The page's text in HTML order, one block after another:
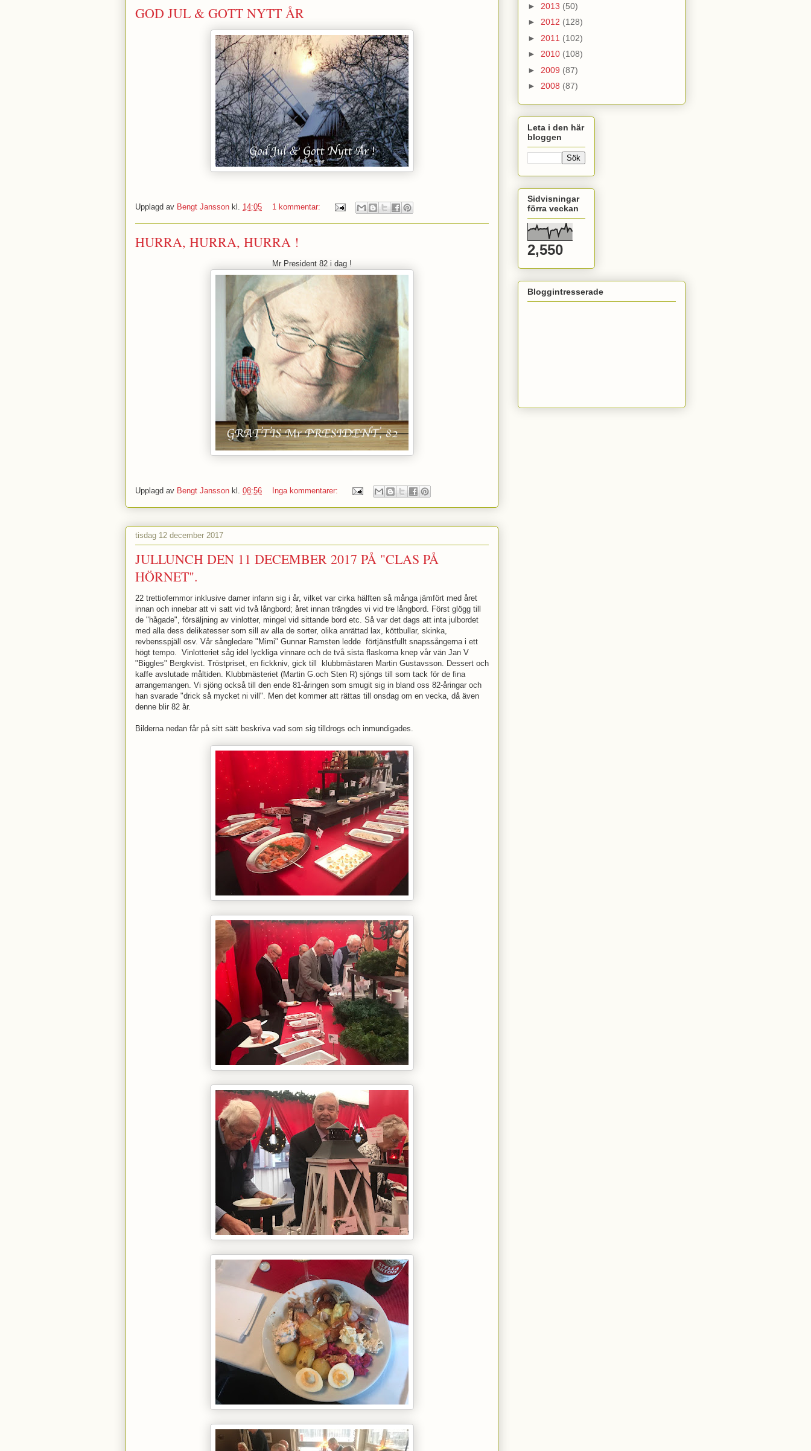
GOD JUL & GOTT NYTT ÅR
Upplagd av Bengt Jansson kl. 14:05 1 kommentar:
HURRA, HURRA, HURRA !
Mr President 82 i dag !
Upplagd av Bengt Jansson kl. 08:56 Inga kommentarer:
tisdag 12 december 2017
JULLUNCH DEN 11 DECEMBER 2017 PÅ "CLAS PÅ
HÖRNET".
22 trettiofemmor inklusive damer infann sig i år, vilket var cirka hälften så många jämfört med året
innan och innebar att vi satt vid två långbord; året innan trängdes vi vid tre långbord. Först glögg till
de "hågade", försäljning av vinlotter, mingel vid sittande bord etc. Så var det dags att inta julbordet
med alla dess delikatesser som sill av alla de sorter, olika anrättad lax, köttbullar, skinka,
revbensspjäll osv. Vår sångledare "Mimi" Gunnar Ramsten ledde förtjänstfullt snapssångerna i ett
högt tempo. Vinlotteriet såg idel lyckliga vinnare och de två sista flaskorna knep vår vän Jan V
"Biggles" Bergkvist. Tröstpriset, en fickkniv, gick till klubbmästaren Martin Gustavsson. Dessert och
kaffe avslutade måltiden. Klubbmästeriet (Martin G.och Sten R) sjöngs till som tack för de fina
arrangemangen. Vi sjöng också till den ende 81-åringen som smugit sig in bland oss 82-åringar och
han svarade "drick så mycket ni vill". Men det kommer att rättas till onsdag om en vecka, då även
denne blir 82 år.
Bilderna nedan får på sitt sätt beskriva vad som sig tilldrogs och inmundigades.
► 2013 (50)
► 2012 (128)
► 2011 (102)
► 2010 (108)
► 2009 (87)
► 2008 (87)
Leta i den här
bloggen
Sidvisningar
förra veckan
2,550
Bloggintresserade